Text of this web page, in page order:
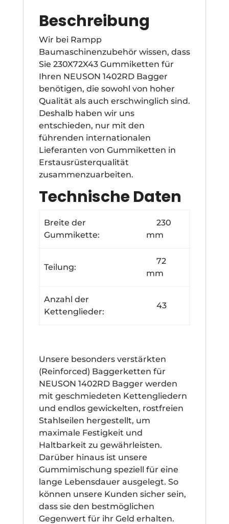
Beschreibung
Wir bei Rampp
Baumaschinenzubehör wissen, dass
Sie 230X72X43 Gummiketten für
Ihren NEUSON 1402RD Bagger
benötigen, die sowohl von hoher
Qualität als auch erschwinglich sind.
Deshalb haben wir uns
entschieden, nur mit den
führenden internationalen
Lieferanten von Gummiketten in
Erstausrüsterqualität
zusammenzuarbeiten.
Technische Daten
Breite der
Gummikette:
230
mm
Teilung:
72
mm
Anzahl der
Kettenglieder:
43
Unsere besonders verstärkten
(Reinforced) Baggerketten für
NEUSON 1402RD Bagger werden
mit geschmiedeten Kettengliedern
und endlos gewickelten, rostfreien
Stahlseilen hergestellt, um
maximale Festigkeit und
Haltbarkeit zu gewährleisten.
Darüber hinaus ist unsere
Gummimischung speziell für eine
lange Lebensdauer ausgelegt. So
können unsere Kunden sicher sein,
dass sie den bestmöglichen
Gegenwert für ihr Geld erhalten.